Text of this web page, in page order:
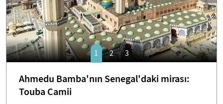
Ahmedu Bamba'nın Senegal'daki mirası:
Touba Camii
1 2 3